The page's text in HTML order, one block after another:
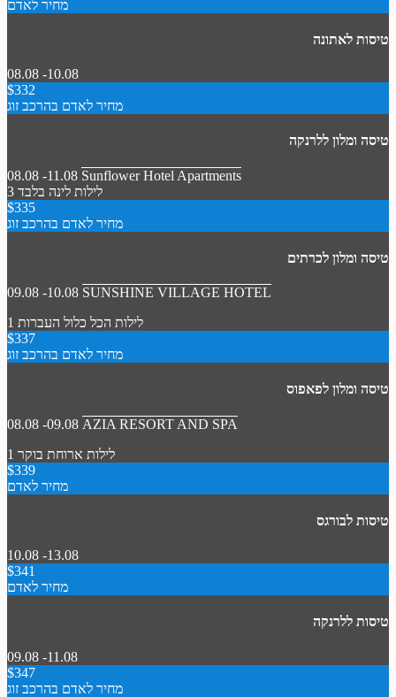
מחיר לאדם
טיסות לאתונה
08.08 -10.08
$332
מחיר לאדם בהרכב זוג
טיסה ומלון ללרנקה
08.08 -11.08 Sunflower Hotel Apartments
3 לילות לינה בלבד
$335
מחיר לאדם בהרכב זוג
טיסה ומלון לכרתים
09.08 -10.08 SUNSHINE VILLAGE HOTEL
1 לילות הכל כלול העברות
$337
מחיר לאדם בהרכב זוג
טיסה ומלון לפאפוס
08.08 -09.08 AZIA RESORT AND SPA
1 לילות ארוחת בוקר
$339
מחיר לאדם
טיסות לבורגס
10.08 -13.08
$341
מחיר לאדם
טיסות ללרנקה
09.08 -11.08
$347
מחיר לאדם בהרכב זוג